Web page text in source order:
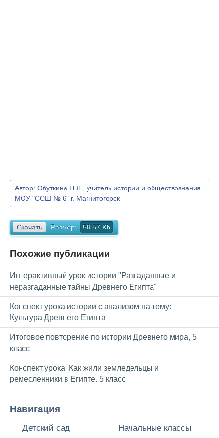
Автор: Обуткина Н.Л., учитель истории и обществознания
МОУ "СОШ № 6" г. Магнитогорск
Скачать Размер: 58.57 Kb
Похожие публикации
Интерактивный урок истории "Разгаданные и
неразгаданные тайны Древнего Египта"
Конспект урока истории с анализом на тему:
Культура Древнего Египта
Итоговое повторение по истории Древнего мира, 5
класс
Конспект урока: Как жили земледельцы и
ремесленники в Египте. 5 класс
Навигация
Детский сад Начальные классы